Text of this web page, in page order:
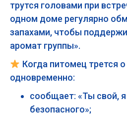
трутся головами при
одном доме регулярно
запахами, чтобы
аромат группы».
Когда питомец трется
одновременно:
сообщает: «Ты свой,
безопасного»;